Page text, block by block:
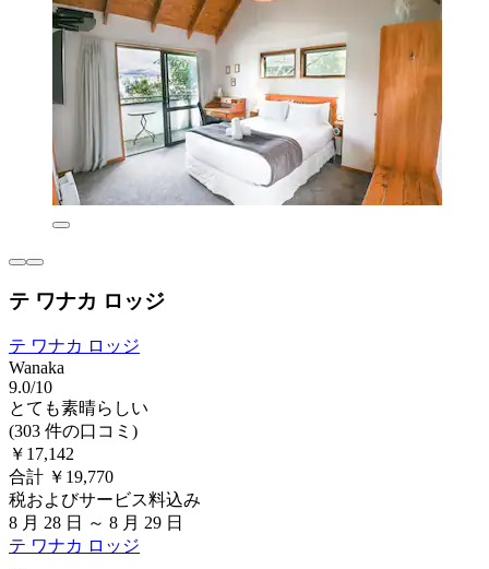
テ ワナカ ロッジ
テ ワナカ ロッジ
Wanaka
9.0/10
とても素晴らしい
(303 件の口コミ)
￥17,142
合計 ￥19,770
税およびサービス料込み
8 月 28 日 ～ 8 月 29 日
テ ワナカ ロッジ